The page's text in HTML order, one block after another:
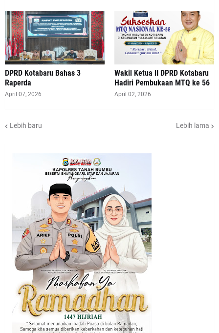
DPRD Kotabaru Bahas 3
Raperda
April 07, 2026
Wakil Ketua II DPRD Kotabaru
Hadiri Pembukaan MTQ ke 56
April 02, 2026
Lebih baru Lebih lama